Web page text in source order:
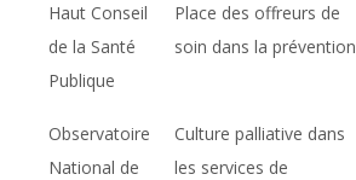
Haut Conseil
de la Santé
Publique
Place des offreurs de
soin dans la prévention
Observatoire
National de
Culture palliative dans
les services de